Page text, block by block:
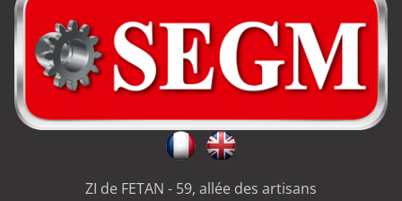
ZI de FETAN - 59, allée des artisans